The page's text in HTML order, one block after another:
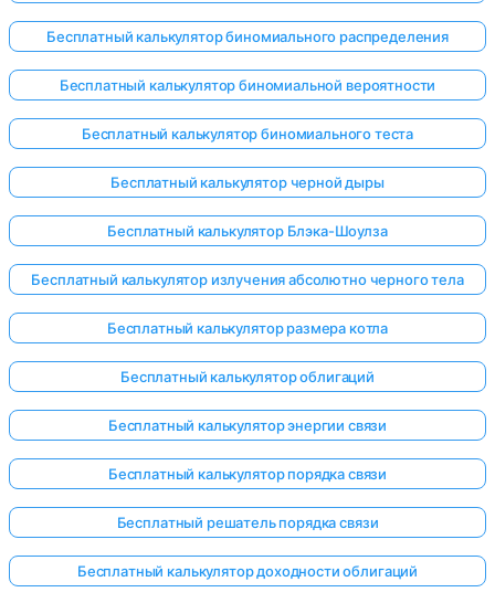
Бесплатный калькулятор биномиального распределения
Бесплатный калькулятор биномиальной вероятности
Бесплатный калькулятор биномиального теста
Бесплатный калькулятор черной дыры
Бесплатный калькулятор Блэка-Шоулза
Бесплатный калькулятор излучения абсолютно черного тела
Бесплатный калькулятор размера котла
Бесплатный калькулятор облигаций
Бесплатный калькулятор энергии связи
Бесплатный калькулятор порядка связи
Бесплатный решатель порядка связи
Бесплатный калькулятор доходности облигаций